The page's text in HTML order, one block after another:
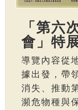
「第六
會」特
導覽內容從
據出發，帶
消失、推動
瀕危物種與